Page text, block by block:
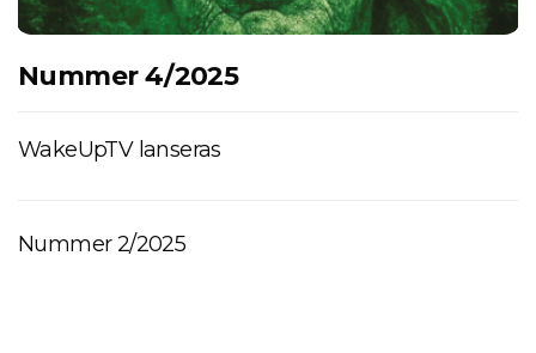
Nummer 4/2025
WakeUpTV lanseras
Nummer 2/2025